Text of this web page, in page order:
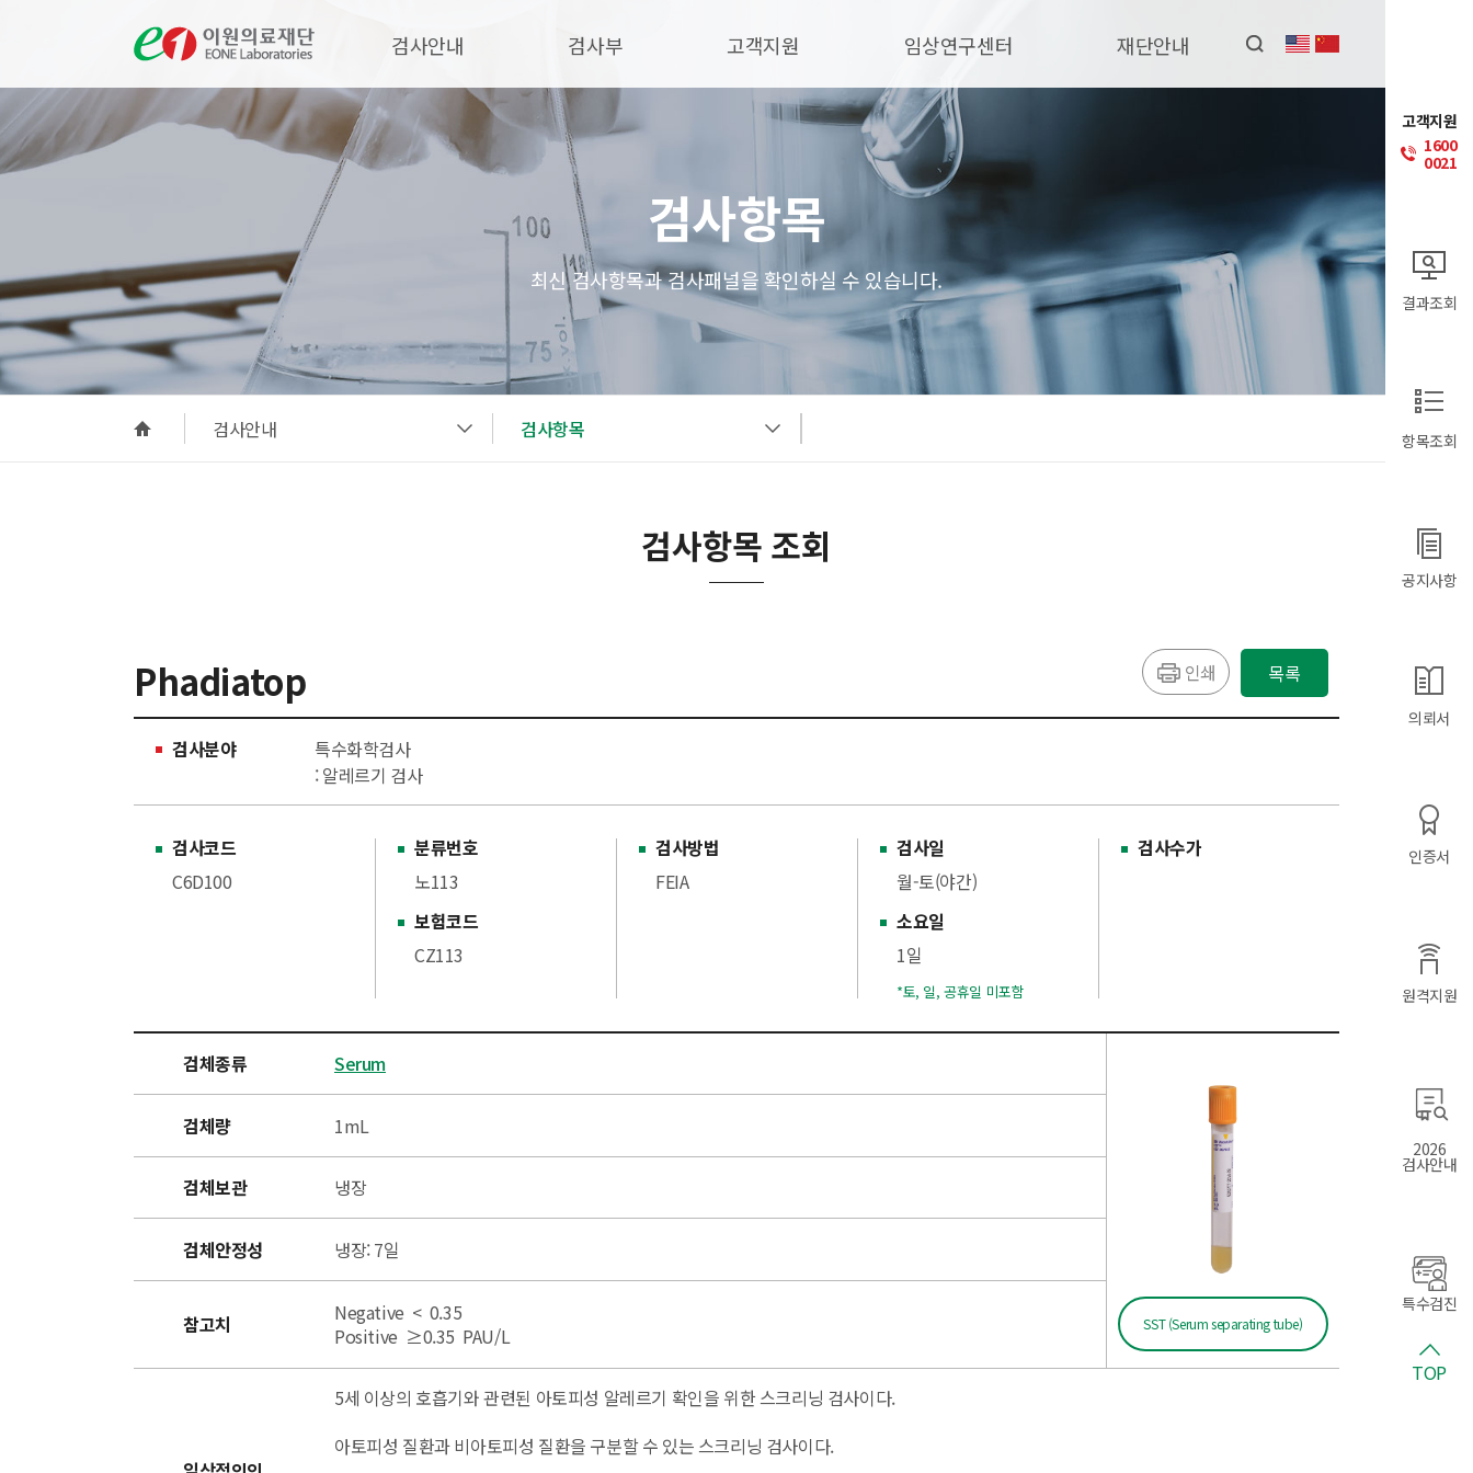
검사안내 검사부 고객지원 임상연구센터 재단안내
검사항목
최신 검사항목과 검사패널을 확인하실 수 있습니다.
검사안내 검사항목
검사항목 조회
Phadiatop 인쇄 목록
검사분야
특수화학검사
: 알레르기 검사
검사코드
C6D100
분류번호
노113
보험코드
CZ113
검사방법
FEIA
검사일
월-토(야간)
소요일
1일
*토, 일, 공휴일 미포함
검사수가
검체종류 Serum
SST (Serum separating tube)
검체량 1mL
검체보관 냉장
검체안정성 냉장: 7일
참고치
Negative < 0.35
Positive ≥0.35 PAU/L
5세 이상의 호흡기와 관련된 아토피성 알레르기 확인을 위한 스크리닝 검사이다.
아토피성 질환과 비아토피성 질환을 구분할 수 있는 스크리닝 검사이다.
고객지원
1600
0021
결과조회
항목조회
공지사항
의뢰서
인증서
원격지원
2026
검사안내
특수검진
TOP